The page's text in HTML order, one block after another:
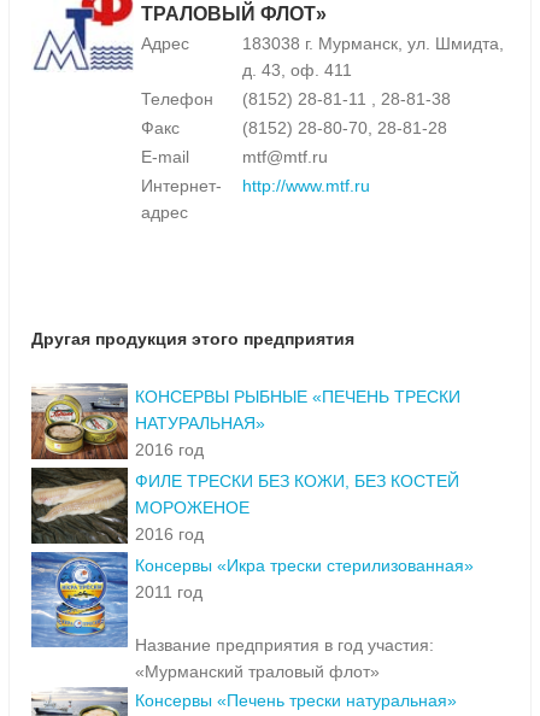
ТРАЛОВЫЙ ФЛОТ»
Адрес
183038 г. Мурманск, ул. Шмидта,
д. 43, оф. 411
Телефон
(8152) 28-81-11 , 28-81-38
Факс
(8152) 28-80-70, 28-81-28
E-mail
mtf@mtf.ru
Интернет-
адрес
http://www.mtf.ru
Другая продукция этого предприятия
КОНСЕРВЫ РЫБНЫЕ «ПЕЧЕНЬ ТРЕСКИ
НАТУРАЛЬНАЯ»
2016 год
ФИЛЕ ТРЕСКИ БЕЗ КОЖИ, БЕЗ КОСТЕЙ
МОРОЖЕНОЕ
2016 год
Консервы «Икра трески стерилизованная»
2011 год
Название предприятия в год участия:
«Мурманский траловый флот»
Консервы «Печень трески натуральная»